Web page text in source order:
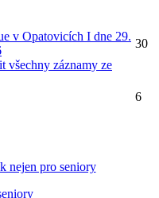
v Opatovicích I dne 29.
všechny záznamy ze
30
6
nejen pro seniory